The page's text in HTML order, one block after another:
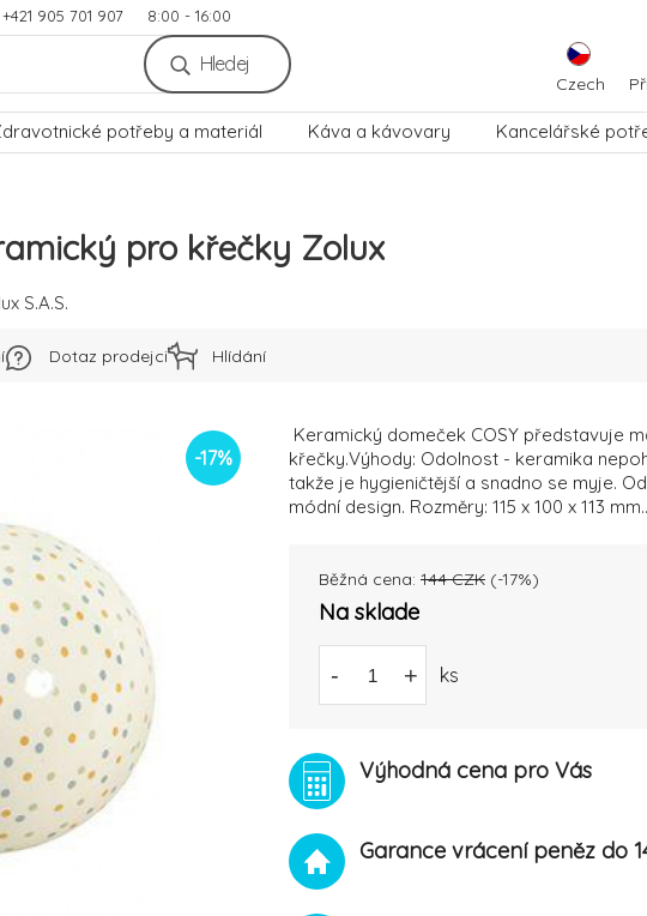
+421 905 701 907 8:00 - 16:00
Hledej
Czech
potřeby a materiál Káva a kávovary Kancelářské
pro křečky Zolux
-17%
Keramický domeček COSY představuje
křečky.Výhody: Odolnost - keramika
takže je hygieničtější a snadno se myje.
módní design. Rozměry: 115 x 100 x 113
Běžná cena: 144 CZK (-17%)
Na sklade
- + ks
Výhodná cena pro Vás
Garance vrácení peněz do
S.A.S.
Dotaz prodejci Hlídání